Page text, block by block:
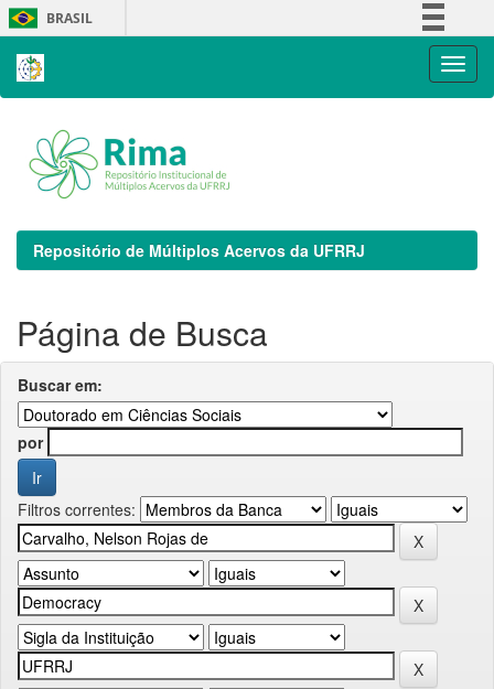
Skip
navigation
BRASIL
Repositório de Múltiplos Acervos da UFRRJ
Página de Busca
Buscar em:
por
Filtros correntes: